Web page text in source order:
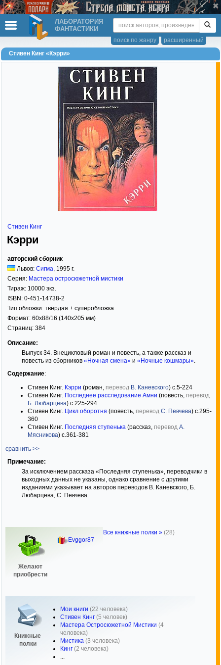
ЛАБОРАТОРИЯ
ФАНТАСТИКИ
расширенный
поиск по жанру
Стивен Кинг «Кэрри»
Стивен Кинг
Кэрри
авторский сборник
Львов: Сигма, 1995 г.
Серия: Мастера остросюжетной мистики
Тираж: 10000 экз.
ISBN: 0-451-14738-2
Тип обложки: твёрдая + суперобложка
Формат: 60x88/16 (140x205 мм)
Страниц: 384
Описание:
Выпуск 34. Внецикловый роман и повесть, а также рассказ и
повесть из сборников «Ночная смена»и «Ночные кошмары».
Содержание:
Стивен Кинг. Кэрри (роман, перевод В. Каневского) с.5-224
Стивен Кинг. Последнее расследование Амни (повесть, перевод
Б. Любарцева) с.225-294
Стивен Кинг. Цикл оборотня (повесть, перевод С. Певчева) с.295-
360
Стивен Кинг. Последняя ступенька (рассказ, перевод А.
Мясникова) с.361-381
сравнить >>
Примечание:
За исключением рассказа «Последняя ступенька», переводчики в
выходных данных не указаны, однако сравнение с другими
изданиями указывает на авторов переводов В. Каневского, Б.
Любарцева, С. Певчева.
Желают
приобрести
Evggor87
Книжные
полки
Мои книги (22 человека)
Стивен Кинг (5 человек)
Мастера Остросюжетной Мистики (4
человека)
Мистика (3 человека)
Кинг (2 человека)
...
Все книжные полки » (28)